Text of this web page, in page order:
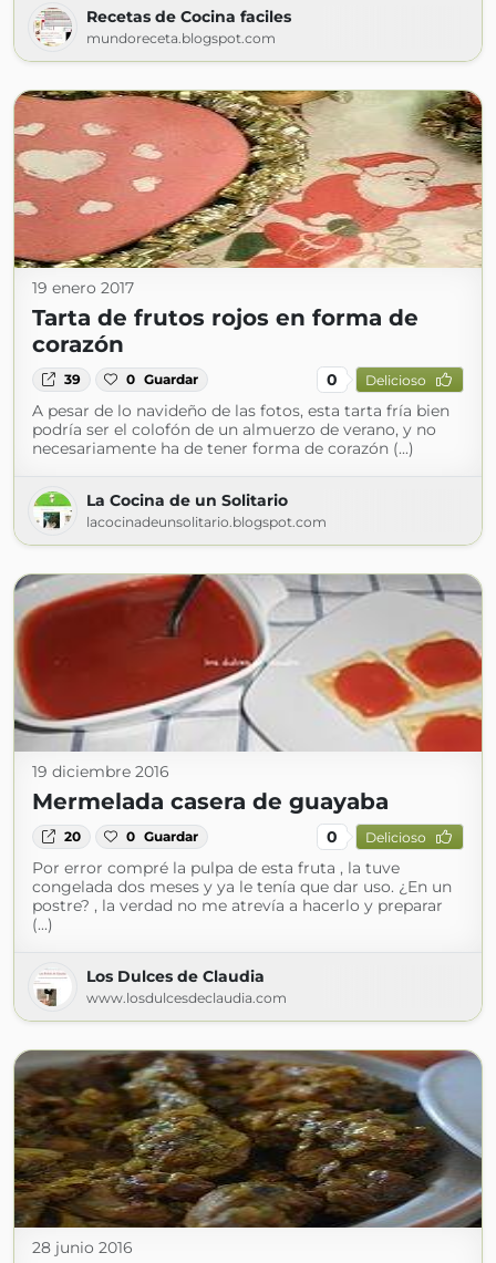
Recetas de Cocina faciles
mundoreceta.blogspot.com
19 enero 2017
Tarta de frutos rojos en forma de
corazón
39 0 Guardar 0 Delicioso
A pesar de lo navideño de las fotos, esta tarta fría bien
podría ser el colofón de un almuerzo de verano, y no
necesariamente ha de tener forma de corazón (...)
La Cocina de un Solitario
lacocinadeunsolitario.blogspot.com
19 diciembre 2016
Mermelada casera de guayaba
20 0 Guardar 0 Delicioso
Por error compré la pulpa de esta fruta , la tuve
congelada dos meses y ya le tenía que dar uso. ¿En un
postre? , la verdad no me atrevía a hacerlo y preparar
(...)
Los Dulces de Claudia
www.losdulcesdeclaudia.com
28 junio 2016